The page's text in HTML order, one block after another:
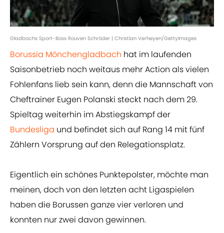
Gladbachs Sport-Boss Rouven Schröder | Christian Verheyen/GettyImages
Borussia Mönchengladbach hat im laufenden
Saisonbetrieb noch weitaus mehr Action als vielen
Fohlenfans lieb sein kann, denn die Mannschaft von
Cheftrainer Eugen Polanski steckt nach dem 29.
Spieltag weiterhin im Abstiegskampf der
Bundesliga und befindet sich auf Rang 14 mit fünf
Zählern Vorsprung auf den Relegationsplatz.
Eigentlich ein schönes Punktepolster, möchte man
meinen, doch von den letzten acht Ligaspielen
haben die Borussen ganze vier verloren und
konnten nur zwei davon gewinnen.